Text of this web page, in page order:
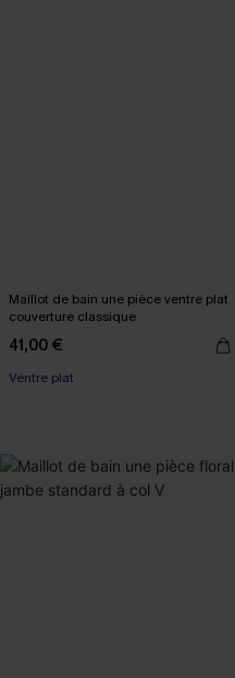
Maillot de bain une pièce ventre plat
couverture classique
41,00 €
Ventre plat